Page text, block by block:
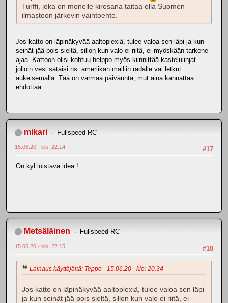
Turffi, joka on monelle kirosana taitaa olla Suomen
ilmastoon järkevin vaihtoehto.
Jos katto on läpinäkyvää aaltoplexiä, tulee valoa sen läpi ja kun
seinät jää pois sieltä, sillon kun valo ei riitä, ei myöskään tarkene
ajaa. Kattoon olisi kohtuu helppo myös kiinnittää kastelulinjat
jolloin vesi sataisi ns. ameriikan malliin radalle vai letkut
aukeisemalla. Tää on varmaa päiväunta, mut aina kannattaa
ehdottaa.
mikari Fullspeed RC
#17
15.06.20 - klo: 22.14
On kyl loistava idea !
Metsäläinen Fullspeed RC
#18
15.06.20 - klo: 22.15
Lainaus käyttäjältä: Teppo - 15.06.20 - klo: 20.34
Jos katto on läpinäkyvää aaltoplexiä, tulee valoa sen läpi
ja kun seinät jää pois sieltä, sillon kun valo ei riitä, ei